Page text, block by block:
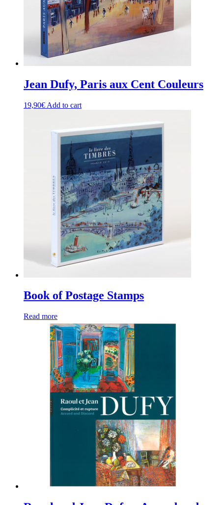
Jean Dufy, Paris aux Cent Couleurs
19,90€ Add to cart
Book of Postage Stamps
Read more